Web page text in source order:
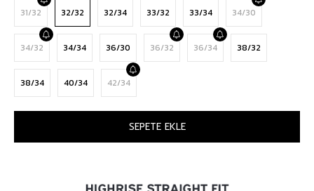
31/32 32/32 32/34 33/32 33/34 34/30
34/32 34/34 36/30 36/32 36/34 38/32
38/34 40/34 42/34